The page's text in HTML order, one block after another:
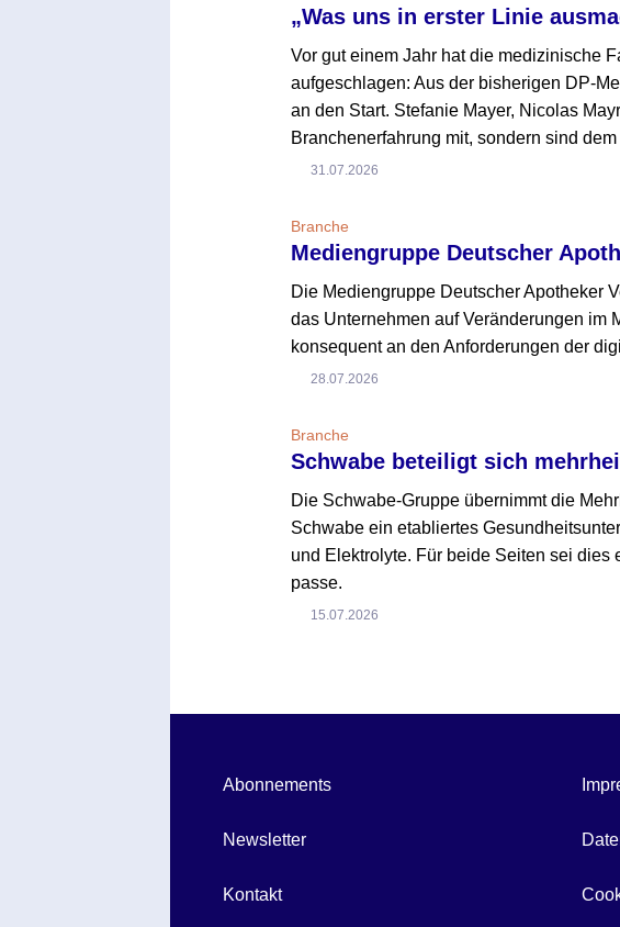
„Was uns in erster Linie
Vor gut einem Jahr hat die medizinische
aufgeschlagen: Aus der bisherigen DP-
an den Start. Stefanie Mayer, Nicolas
Branchenerfahrung mit, sondern sind
31.07.2026
Branche
Mediengruppe Deutscher
Die Mediengruppe Deutscher Apotheker
das Unternehmen auf Veränderungen im
konsequent an den Anforderungen der
28.07.2026
Branche
Schwabe beteiligt sich
Die Schwabe-Gruppe übernimmt die
Schwabe ein etabliertes
und Elektrolyte. Für beide Seiten sei
passe.
15.07.2026
Abonnements
Newsletter
Kontakt